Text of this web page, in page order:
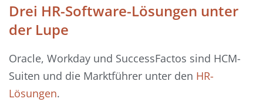
Drei HR-Software-Lösungen unter
der Lupe
Oracle, Workday und SuccessFactos sind HCM-
Suiten und die Marktführer unter den HR-
Lösungen.